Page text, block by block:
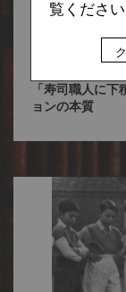
「寿司職人に
ョンの本質
覧ください